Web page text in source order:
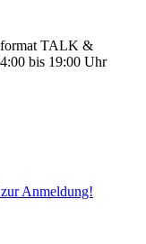
TALK &
bis 19:00 Uhr
Anmeldung!